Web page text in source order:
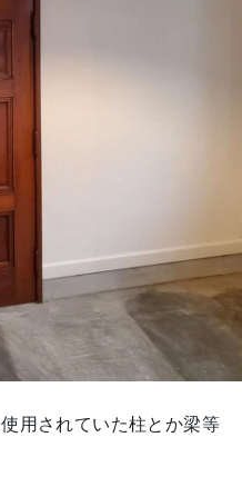
用されていた柱とか梁等